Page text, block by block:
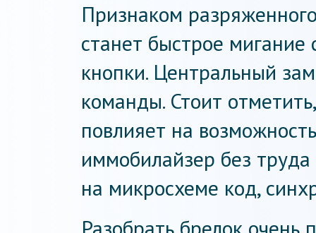
Признаком
станет быстрое
кнопки. Центральный
команды. Стоит
повлияет на
иммобилайзер без
на микросхеме код,